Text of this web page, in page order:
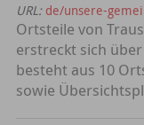
URL: de/unsere-
Ortsteile von
erstreckt sich
besteht aus 10
sowie